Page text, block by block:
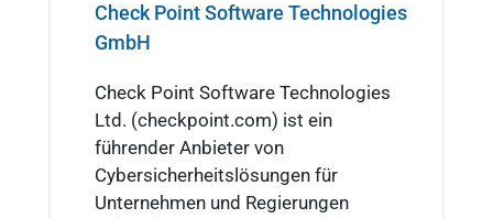
Check Point Software Technologies
GmbH
Check Point Software Technologies
Ltd. (checkpoint.com) ist ein
führender Anbieter von
Cybersicherheitslösungen für
Unternehmen und Regierungen